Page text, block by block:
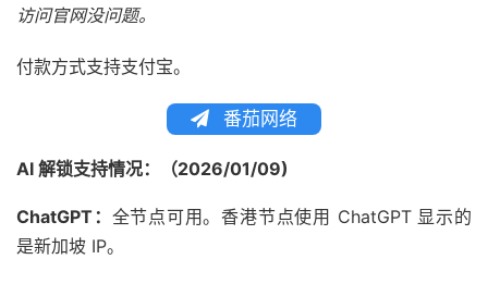
访问官网没问题。
付款方式支持支付宝。
番茄网络
AI 解锁支持情况：（2026/01/09)
ChatGPT： 全节点可用。香港节点使用 ChatGPT 显示的
是新加坡 IP。